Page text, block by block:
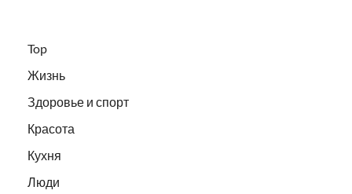
Top
Жизнь
Здоровье и спорт
Красота
Кухня
Люди